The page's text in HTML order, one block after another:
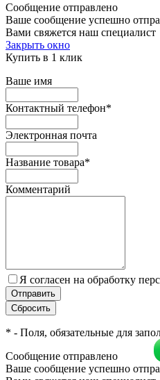
Сообщение отправлено
Ваше сообщение успешно
Вами свяжется наш специалист
Закрыть окно
Купить в 1 клик
Ваше имя
Контактный телефон*
Электронная почта
Название товара*
Комментарий
Я согласен на обработку
* - Поля, обязательные для
Сообщение отправлено
Ваше сообщение успешно